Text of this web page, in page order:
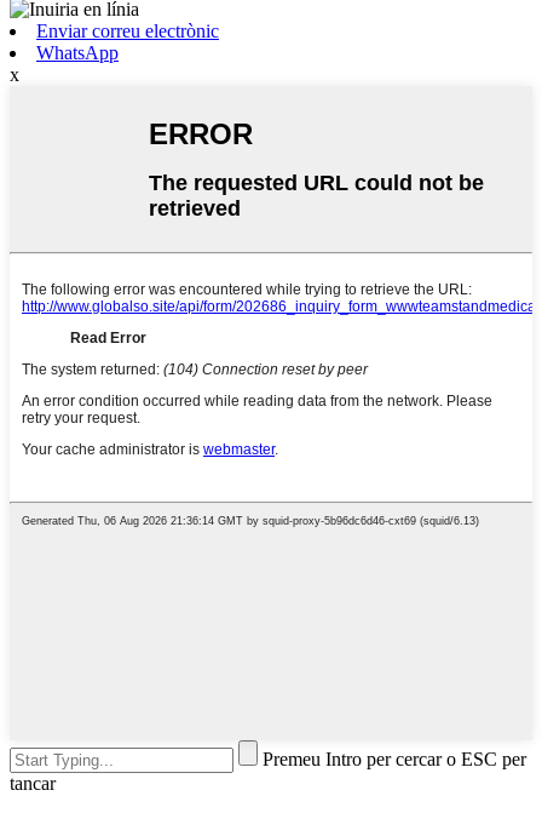
Enviar correu electrònic
WhatsApp
x
Premeu Intro per cercar o ESC per
tancar